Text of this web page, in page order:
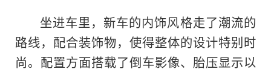
坐进车里，新车的内饰风格走了潮流的
路线，配合装饰物，使得整体的设计特别时
尚。配置方面搭载了倒车影像、胎压显示以